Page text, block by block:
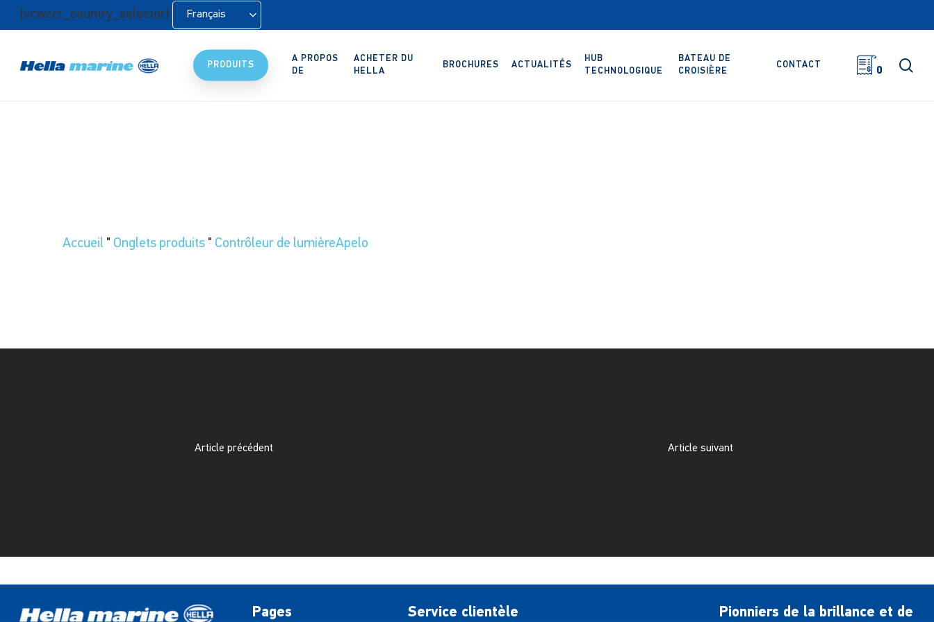
Retour[vcwccr_country_selector] Français
PRODUITS
A PROPOS
DE
ACHETER DU
HELLA
BROCHURES ACTUALITÉS
HUB
TECHNOLOGIQUE
BATEAU DE
CROISIÈRE
CONTACT
0
Accueil " Onglets produits " Contrôleur de lumièreApelo
Article précédent Article suivant
Pages Service clientèle Pionniers de la brillance et de